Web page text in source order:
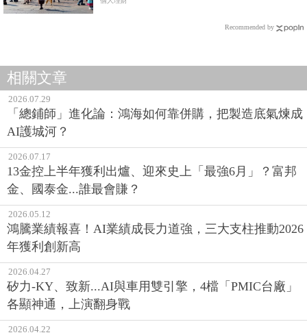
Recommended by
相關文章
2026.07.29
「總鋪師」進化論：鴻海如何靠併購，把製造底氣煉成
AI護城河？
2026.07.17
13金控上半年獲利出爐、迎來史上「最強6月」？富邦
金、國泰金...誰最會賺？
2026.05.12
鴻騰業績報喜！AI業績成長力道強，三大支柱推動2026
年獲利創新高
2026.04.27
矽力-KY、致新...AI與車用雙引擎，4檔「PMIC台廠」
各顯神通，上演翻身戰
2026.04.22